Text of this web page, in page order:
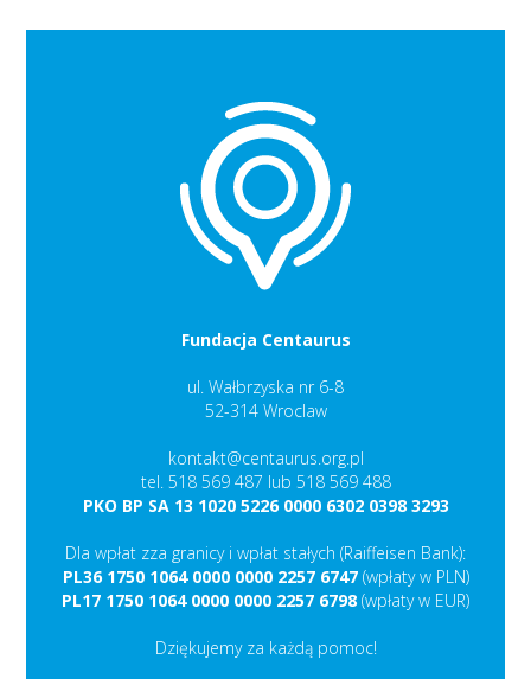
Fundacja Centaurus
ul. Wałbrzyska nr 6-8
52-314 Wroclaw
kontakt@centaurus.org.pl
tel. 518 569 487 lub 518 569 488
PKO BP SA 13 1020 5226 0000 6302 0398 3293
Dla wpłat zza granicy i wpłat stałych (Raiffeisen Bank):
PL36 1750 1064 0000 0000 2257 6747(wpłaty w PLN)
PL17 1750 1064 0000 0000 2257 6798 (wpłaty w EUR)
Dziękujemy za każdą pomoc!